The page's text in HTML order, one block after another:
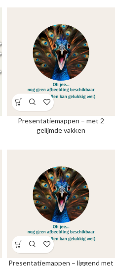
Presentatiemappen – met 2
gelijmde vakken
Presentatiemappen – liggend met